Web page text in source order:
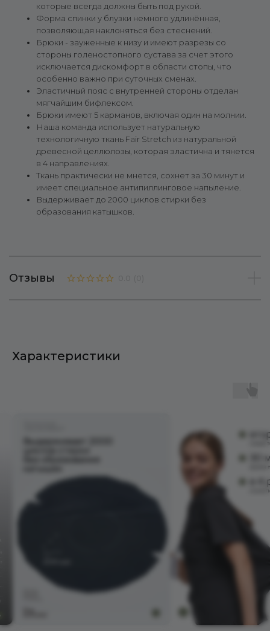
которые всегда должны быть под рукой.
Форма спинки у блузки немного удлинённая,
позволяющая наклоняться без стеснений.
Брюки - зауженные к низу и имеют разрезы со
стороны голеностопного сустава за счет этого
исключается дискомфорт в области стопы, что
особенно важно при суточных сменах.
Эластичный пояс с внутренней стороны отделан
мягчайшим бифлексом.
Брюки имеют 5 карманов, включая один на молнии.
Наша команда использует натуральную
технологичную ткань Fair Stretch из натуральной
древесной целлюлозы, которая эластична и тянется
в 4 направлениях.
Ткань практически не мнется, сохнет за 30 минут и
имеет специальное антипиллинговое напыление.
Выдерживает до 2000 циклов стирки без
образования катышков.
Отзывы
Характеристики